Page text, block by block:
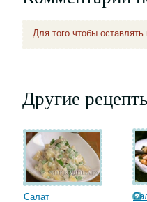
Для того чтобы
Другие
Салат